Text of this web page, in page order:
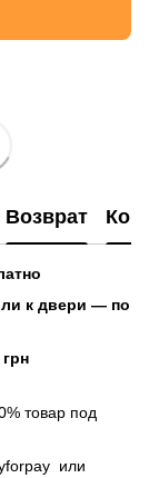
Возврат
к двери — по
товар под
или